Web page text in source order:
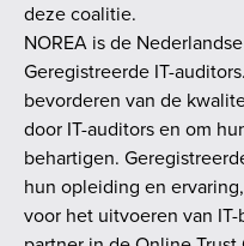
deze coalitie.
NOREA is de
Geregistreerde IT-
bevorderen van de
door IT-auditors en om
behartigen.
hun opleiding en
voor het uitvoeren van